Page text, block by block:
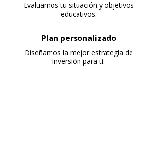
Evaluamos tu situación y objetivos
educativos.
Plan personalizado
Diseñamos la mejor estrategia de
inversión para ti.